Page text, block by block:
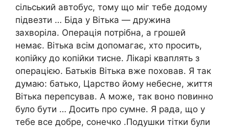
сільський автобус, тому що міг тебе додому
підвезти … Біда у Вітька — дружина
захворіла. Операція потрібна, а грошей
немає. Вітька всім допомагає, хто просить,
копійку до копійки тисне. Лікарі кваплять з
операцією. Батьків Вітька вже поховав. Я так
думаю: батько, Царство йому небесне, життя
Вітька перепсував. А може, так воно повинно
було бути … Досить про сумне. Я рада, що у
тебе все добре, сонечко .Подушки тітки були